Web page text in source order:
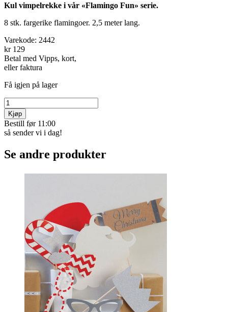
Kul vimpelrekke i vår «Flamingo Fun» serie.
8 stk. fargerike flamingoer. 2,5 meter lang.
Varekode: 2442
kr 129
Betal med Vipps, kort,
eller faktura
Få igjen på lager
Kjøp
Bestill før 11:00
så sender vi i dag!
Se andre produkter